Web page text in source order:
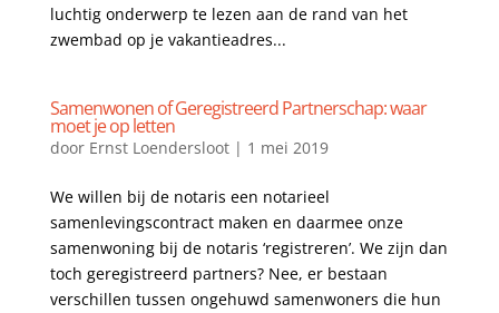
luchtig onderwerp te lezen aan de rand van het
zwembad op je vakantieadres...
Samenwonen of Geregistreerd Partnerschap: waar
moet je op letten
door Ernst Loendersloot| 1 mei 2019
We willen bij de notaris een notarieel
samenlevingscontract maken en daarmee onze
samenwoning bij de notaris ‘registreren’. We zijn dan
toch geregistreerd partners? Nee, er bestaan
verschillen tussen ongehuwd samenwoners die hun